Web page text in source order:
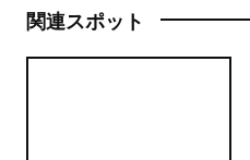
関連スポット